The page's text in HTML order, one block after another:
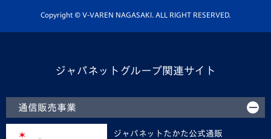
ホームタウン活動
Copyright © V-VAREN NAGASAKI. ALL RIGHT RESERVED.
ジャパネットグループ関連サイト
通信販売事業
ジャパネットたかた公式通販